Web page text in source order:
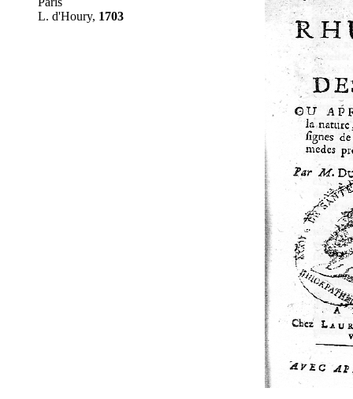
L. d'Houry, 1703